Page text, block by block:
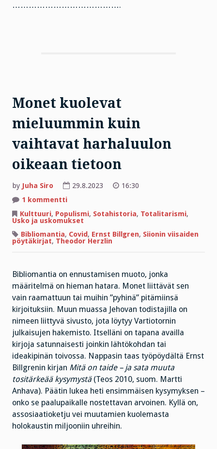
………………………………….
Monet kuolevat
mieluummin kuin
vaihtavat harhaluulon
oikeaan tietoon
by Juha Siro 29.8.2023
16:30
1 kommenttiartikkeliin
kuolevat
mieluummin
vaihtavat
harhaluulon
Kulttuuri, Populismi, Sotahistoria, Totalitarismi,
Usko ja uskomukset
Bibliomantia, Covid, Ernst Billgren, Siionin viisaiden
pöytäkirjat, Theodor Herzlin
Bibliomantia on ennustamisen muoto, jonka
määritelmä on hieman hatara. Monet liittävät sen
vain raamattuun tai muihin ”pyhinä” pitämiinsä
kirjoituksiin. Muun muassa Jehovan todistajilla on
nimeen liittyvä sivusto, jota löytyy Vartiotornin
julkaisujen hakemisto. Itselläni on tapana availla
kirjoja satunnaisesti joinkin lähtökohdan tai
ideakipinän toivossa. Nappasin taas työpöydältä Ernst
Billgrenin kirjan Mitä on taide – ja sata muuta
tositärkeää kysymystä (Teos 2010, suom. Martti
Anhava). Päätin lukea heti ensimmäisen kysymyksen –
onko se paalupaikalle nostettavan arvoinen. Kyllä on,
assosiaatioketju vei muutamien kuolemasta
holokaustin miljooniin uhreihin.